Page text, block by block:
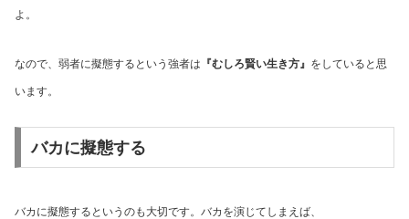
よ。
なので、弱者に擬態するという強者は 『むしろ賢い生き方』 をしていると思
います。
バカに擬態する
バカに擬態するというのも大切です。バカを演じてしまえば、